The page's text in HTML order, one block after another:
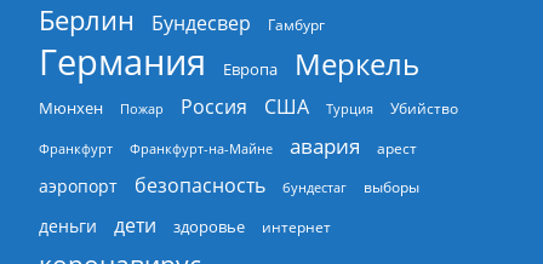
Берлин
Бундесвер Гамбург
Германия Европа Меркель
Мюнхен Пожар Россия США Турция Убийство
Франкфурт Франкфурт-на-Майне авария арест
аэропорт безопасность бундестаг выборы
деньги дети здоровье интернет